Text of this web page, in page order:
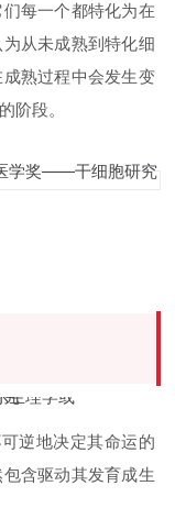
每一个都特化为在
从未成熟到特化细
熟过程中会发生变
阶段。
逆地决定其命运的
含驱动其发育成生